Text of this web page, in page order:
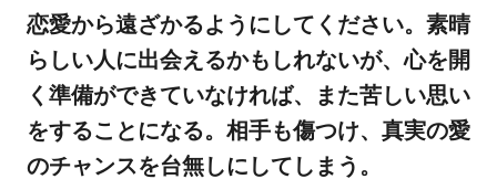
恋愛から遠ざかるようにしてください。素晴
らしい人に出会えるかもしれないが、心を開
く準備ができていなければ、また苦しい思い
をすることになる。相手も傷つけ、真実の愛
のチャンスを台無しにしてしまう。